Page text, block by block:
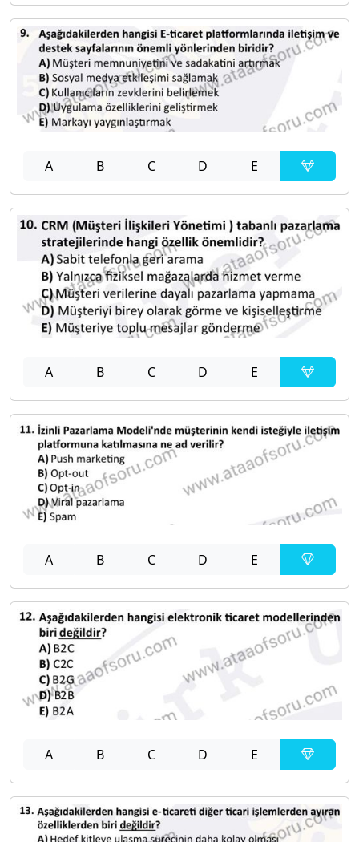
A B C D E
A B C D E
A B C D E
A B C D E